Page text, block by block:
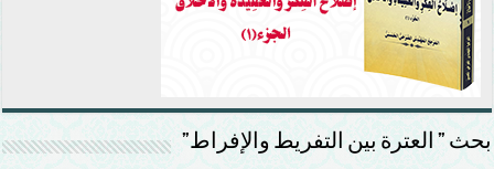
بحث ” العترة بين التفريط والإفراط”